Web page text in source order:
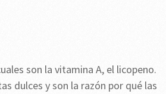
son la vitamina A, el licopeno.
dulces y son la razón por qué las